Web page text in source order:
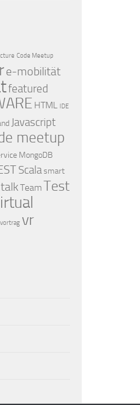
Code Meetup
e-mobilität
featured
HTML IDE
Javascript
meetup
MongoDB
Scalasmart
talkTeamTest
vortrag vr